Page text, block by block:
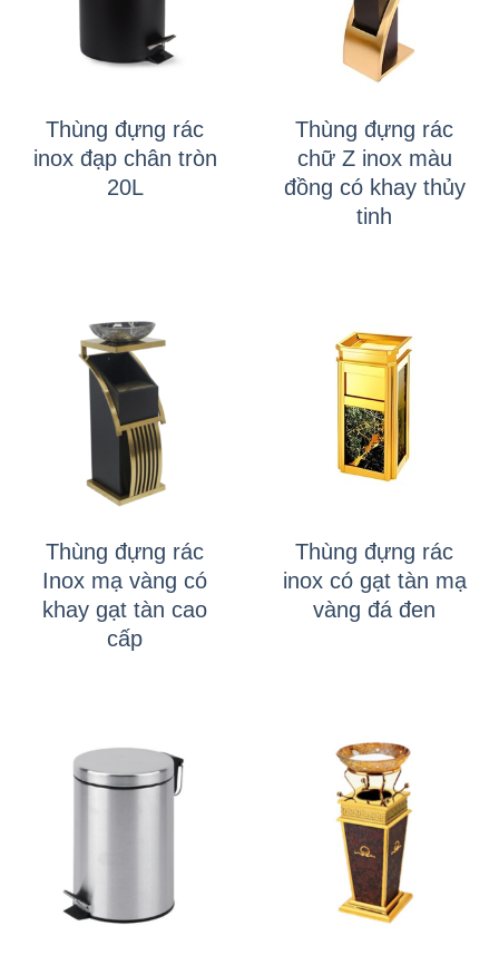
Thùng đựng rác
inox đạp chân tròn
20L
Thùng đựng rác
chữ Z inox màu
đồng có khay thủy
tinh
Thùng đựng rác
Inox mạ vàng có
khay gạt tàn cao
cấp
Thùng đựng rác
inox có gạt tàn mạ
vàng đá đen